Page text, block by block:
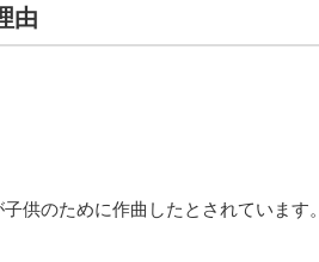
由
供のために作曲したとされています。